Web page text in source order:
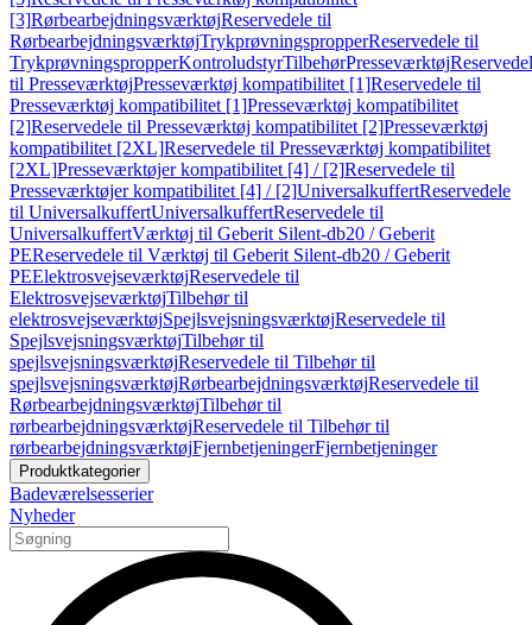
[3]RørbearbejdningsværktøjReservedele til
RørbearbejdningsværktøjTrykprøvningspropperReservedele til
TrykprøvningspropperKontroludstyrTilbehørPresseværktøj
til PresseværktøjPresseværktøj kompatibilitet [1]Reservedele til
Presseværktøj kompatibilitet [1]Presseværktøj kompatibilitet
[2]Reservedele til Presseværktøj kompatibilitet [2]Presseværktøj
kompatibilitet [2XL]Reservedele til Presseværktøj kompatibilitet
[2XL]Presseværktøjer kompatibilitet [4] / [2]Reservedele til
Presseværktøjer kompatibilitet [4] / [2]UniversalkuffertReservedele
til UniversalkuffertUniversalkuffertReservedele til
UniversalkuffertVærktøj til Geberit Silent-db20 / Geberit
PEReservedele til Værktøj til Geberit Silent-db20 / Geberit
PEElektrosvejseværktøjReservedele til
ElektrosvejseværktøjTilbehør til
elektrosvejseværktøjSpejlsvejsningsværktøjReservedele til
SpejlsvejsningsværktøjTilbehør til
spejlsvejsningsværktøjReservedele til Tilbehør til
spejlsvejsningsværktøjRørbearbejdningsværktøjReservedele til
RørbearbejdningsværktøjTilbehør til
rørbearbejdningsværktøjReservedele til Tilbehør til
rørbearbejdningsværktøjFjernbetjeningerFjernbetjeninger
Produktkategorier
Badeværelsesserier
Nyheder